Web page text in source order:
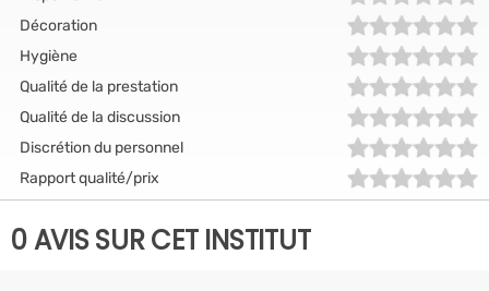
Décoration
Hygiène
Qualité de la prestation
Qualité de la discussion
Discrétion du personnel
Rapport qualité/prix
0 AVIS SUR CET INSTITUT